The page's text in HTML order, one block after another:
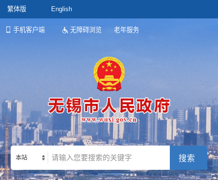
繁体版 English
手机客户端 无障碍浏览 老年服务
本站